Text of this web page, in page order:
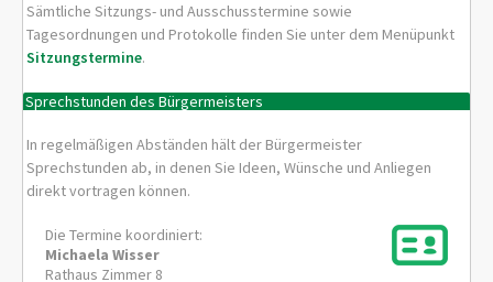
Sämtliche Sitzungs- und Ausschusstermine sowie
Tagesordnungen und Protokolle finden Sie unter dem Menüpunkt
Sitzungstermine.
Sprechstunden des Bürgermeisters
In regelmäßigen Abständen hält der Bürgermeister
Sprechstunden ab, in denen Sie Ideen, Wünsche und Anliegen
direkt vortragen können.
Die Termine koordiniert:
Michaela Wisser
Rathaus Zimmer 8